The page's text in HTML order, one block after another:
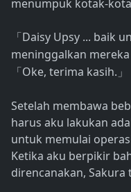
menumpuk kotak-
「 Daisy Upsy ... baik
meninggalkan
「 Oke, terima kasih. 」
Setelah membawa
harus aku lakukan
untuk memulai
Ketika aku berpikir
direncanakan,